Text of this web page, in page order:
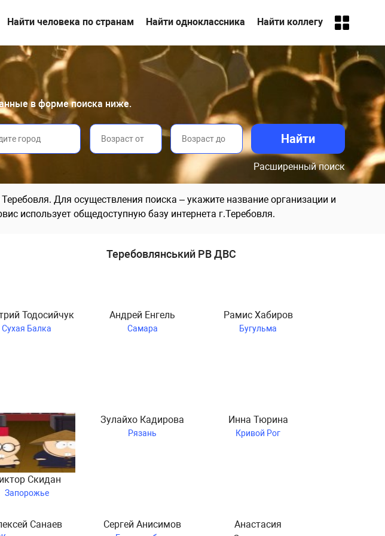
Найти человека по странам Найти одноклассника Найти коллегу
в форме поиска ниже.
Расширенный поиск
Для осуществления поиска – укажите название организации и
использует общедоступную базу интернета г.Теребовля.
Теребовлянський РВ ДВС
Тодосийчук
Сухая Балка
Андрей Енгель
Самара
Рамис Хабиров
Бугульма
Скидан
Запорожье
Зулайхо Кадирова
Рязань
Инна Тюрина
Кривой Рог
Санаев Сергей Анисимов
Анастасия